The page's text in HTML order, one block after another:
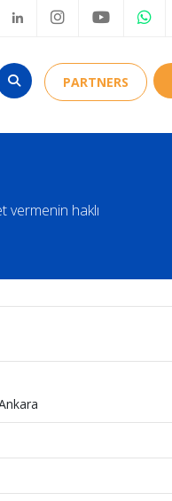
PARTNERS
vermenin haklı